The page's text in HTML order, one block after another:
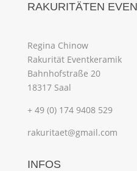
RAKURITÄTEN
Regina Chinow
Rakurität Eventkeramik
Bahnhofstraße 20
18317 Saal
+ 49 (0) 174 9408 529
rakuritaet@gmail.com
INFOS